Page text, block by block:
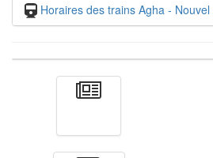
Horaires des trains Agha -